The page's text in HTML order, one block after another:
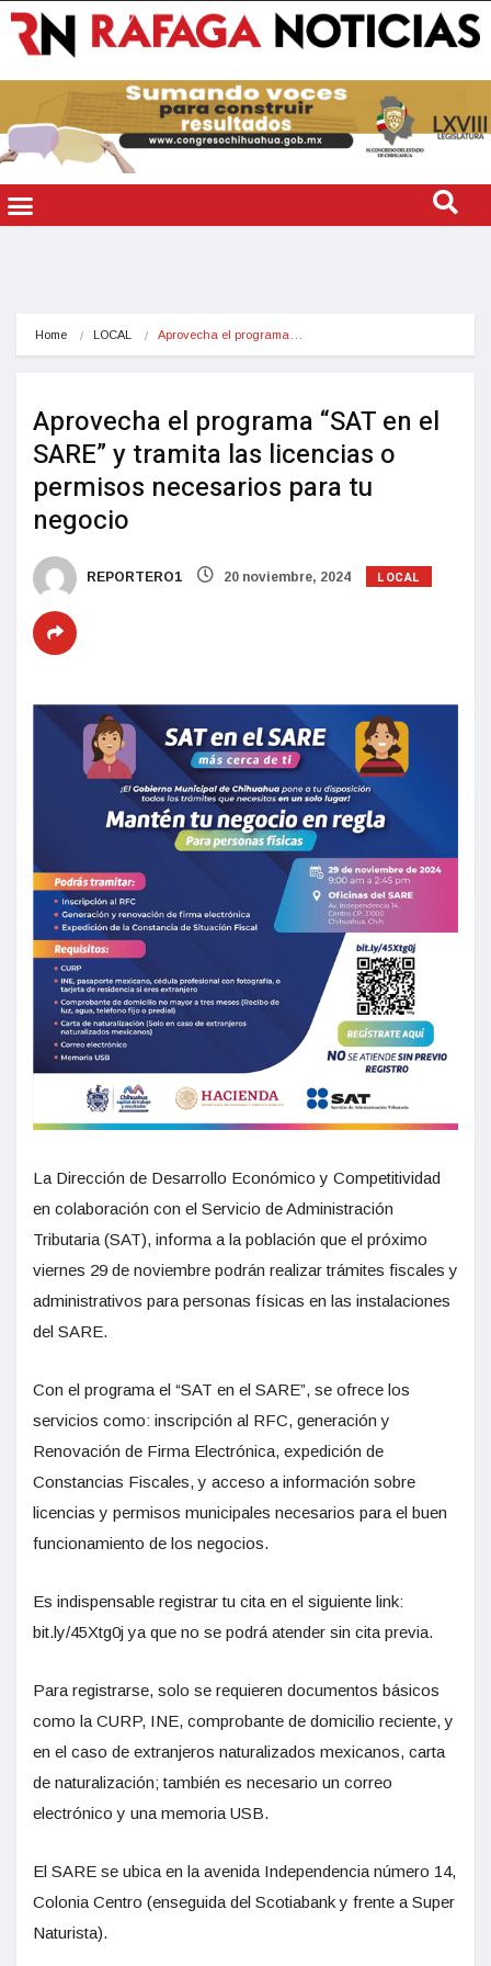
Home LOCAL Aprovecha el programa…
Aprovecha el programa “SAT en el
SARE” y tramita las licencias o
permisos necesarios para tu
negocio
REPORTERO1 20 noviembre, 2024 LOCAL
La Dirección de Desarrollo Económico y Competitividad
en colaboración con el Servicio de Administración
Tributaria (SAT), informa a la población que el próximo
viernes 29 de noviembre podrán realizar trámites fiscales y
administrativos para personas físicas en las instalaciones
del SARE.
Con el programa el “SAT en el SARE”, se ofrece los
servicios como: inscripción al RFC, generación y
Renovación de Firma Electrónica, expedición de
Constancias Fiscales, y acceso a información sobre
licencias y permisos municipales necesarios para el buen
funcionamiento de los negocios.
Es indispensable registrar tu cita en el siguiente link:
bit.ly/45Xtg0j ya que no se podrá atender sin cita previa.
Para registrarse, solo se requieren documentos básicos
como la CURP, INE, comprobante de domicilio reciente, y
en el caso de extranjeros naturalizados mexicanos, carta
de naturalización; también es necesario un correo
electrónico y una memoria USB.
El SARE se ubica en la avenida Independencia número 14,
Colonia Centro (enseguida del Scotiabank y frente a Super
Naturista).